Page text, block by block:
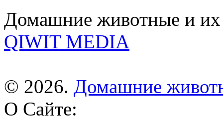
Домашние животные и их
QIWIT MEDIA
© 2026. Домашние
О Сайте: